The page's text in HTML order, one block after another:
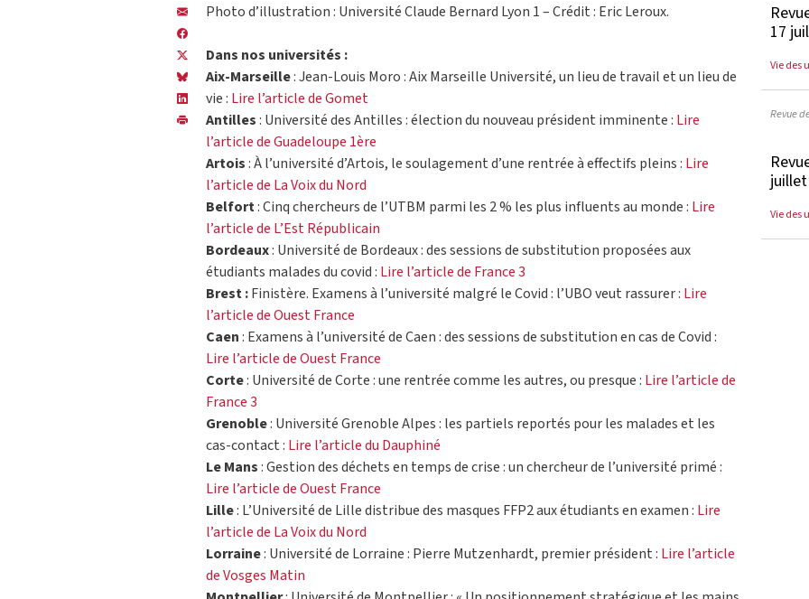
Photo d’illustration : Université Claude Bernard Lyon 1 – Crédit : Eric Leroux.
Dans nos universités :
Aix-Marseille: Jean-Louis Moro : Aix Marseille Université, un lieu de travail et un lieu de
vie : Lire l’article de Gomet
Antilles: Université des Antilles : élection du nouveau président imminente : Lire
l’article de Guadeloupe 1ère
Artois: À l’université d’Artois, le soulagement d’une rentrée à effectifs pleins : Lire
l’article de La Voix du Nord
Belfort: Cinq chercheurs de l’UTBM parmi les 2 % les plus influents au monde : Lire
l’article de L’Est Républicain
Bordeaux: Université de Bordeaux : des sessions de substitution proposées aux
étudiants malades du covid : Lire l’article de France 3
Brest :Finistère. Examens à l’université malgré le Covid : l’UBO veut rassurer : Lire
l’article de Ouest France
Caen: Examens à l’université de Caen : des sessions de substitution en cas de Covid :
Lire l’article de Ouest France
Corte: Université de Corte : une rentrée comme les autres, ou presque : Lire l’article de
France 3
Grenoble: Université Grenoble Alpes : les partiels reportés pour les malades et les
cas-contact : Lire l’article du Dauphiné
Le Mans: Gestion des déchets en temps de crise : un chercheur de l’université primé :
Lire l’article de Ouest France
Lille: L’Université de Lille distribue des masques FFP2 aux étudiants en examen : Lire
l’article de La Voix du Nord
Lorraine: Université de Lorraine : Pierre Mutzenhardt, premier président : Lire l’article
de Vosges Matin
17
Vie des
Revue
Vie des